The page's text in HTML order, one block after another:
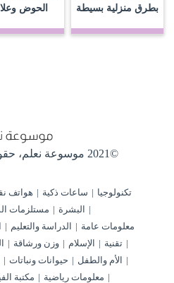
بطرق منزلية بسيطة
الحوض
©2021 موسوعة نعلم،
تكنولوجيا ساعات ذكية هواتف
البشرة
مستلزمات
معلومات عامة
الدراسة والتعليم
تقنية
الإسلام وزن ورشاقة
الأم والطفل
حيوانات ونباتات
معلومات رياضية
مكتبة